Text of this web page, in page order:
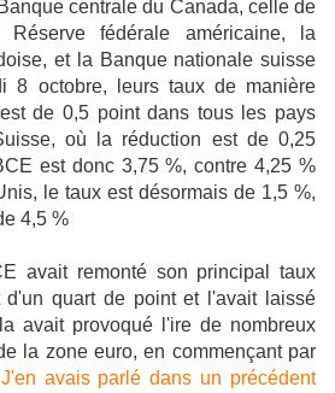
centrale du Canada, celle de
Réserve fédérale américaine, la
et la Banque nationale suisse
8 octobre, leurs taux de manière
de 0,5 point dans tous les pays
où la réduction est de 0,25
est donc 3,75 %, contre 4,25 %
le taux est désormais de 1,5 %,
4,5 %
avait remonté son principal taux
d'un quart de point et l'avait laissé
avait provoqué l'ire de nombreux
la zone euro, en commençant par
J'en avais parlé dans un précédent